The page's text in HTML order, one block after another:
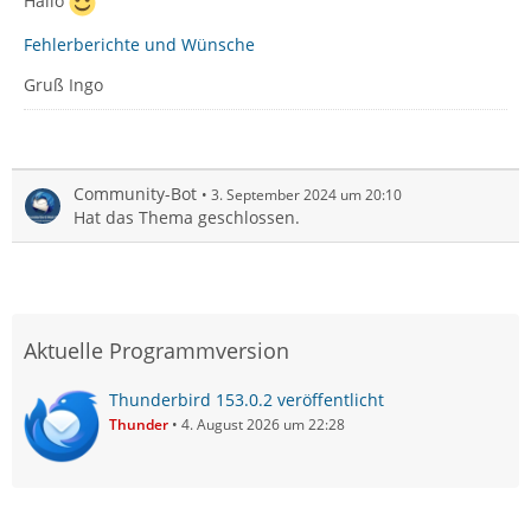
Fehlerberichte und Wünsche
Gruß Ingo
Community-Bot 3. September 2024 um 20:10
Hat das Thema geschlossen.
Aktuelle Programmversion
Thunderbird 153.0.2 veröffentlicht
Thunder 4. August 2026 um 22:28